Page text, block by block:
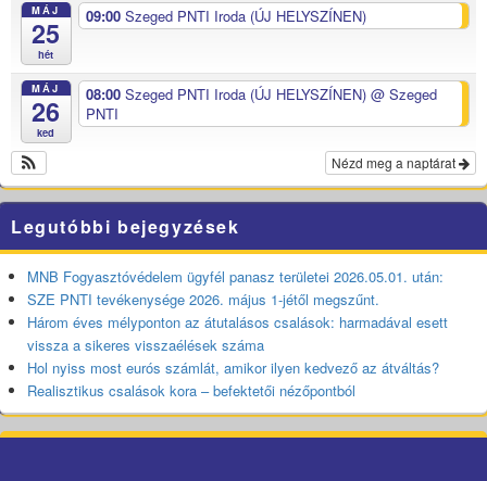
MÁJ
25
hét
09:00 Szeged PNTI Iroda (ÚJ HELYSZÍNEN)
MÁJ
26
ked
08:00 Szeged PNTI Iroda (ÚJ HELYSZÍNEN) @ Szeged
PNTI
Nézd meg a naptárat
Legutóbbi bejegyzések
MNB Fogyasztóvédelem ügyfél panasz területei 2026.05.01. után:
SZE PNTI tevékenysége 2026. május 1-jétől megszűnt.
Három éves mélyponton az átutalásos csalások: harmadával esett
vissza a sikeres visszaélések száma
Hol nyiss most eurós számlát, amikor ilyen kedvező az átváltás?
Realisztikus csalások kora – befektetői nézőpontból